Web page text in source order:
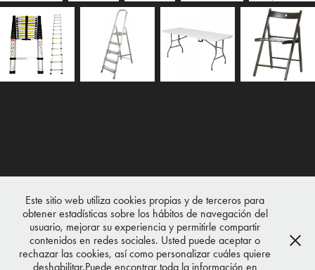
Este sitio web utiliza cookies propias y de terceros para
obtener estadísticas sobre los hábitos de navegación del
usuario, mejorar su experiencia y permitirle compartir
contenidos en redes sociales. Usted puede aceptar o
rechazar las cookies, así como personalizar cuáles quiere
deshabilitar.Puede encontrar toda la información en